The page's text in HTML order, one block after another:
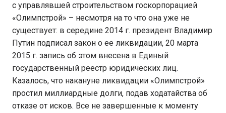
с управлявшей строительством госкорпорацией
«Олимпстрой» – несмотря на то что она уже не
существует: в середине 2014 г. президент Владимир
Путин подписал закон о ее ликвидации, 20 марта
2015 г. запись об этом внесена в Единый
государственный реестр юридических лиц.
Казалось, что накануне ликвидации «Олимпстрой»
простил миллиардные долги, подав ходатайства об
отказе от исков. Все не завершенные к моменту